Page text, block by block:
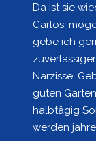
Da ist sie
Carlos,
gebe ich
Narzisse.
guten
halbtägig
werden